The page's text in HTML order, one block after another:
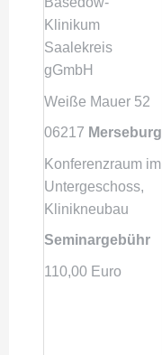
Klinikum
Saalekreis
gGmbH
Weiße Mauer 52
06217 Merseburg
Konferenzraum im
Untergeschoss,
Klinikneubau
Seminargebühr
110,00 Euro